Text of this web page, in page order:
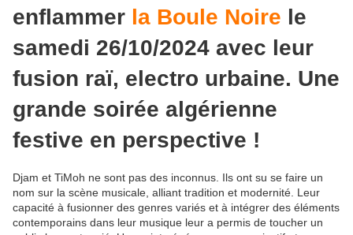
enflammer la Boule Noire le
samedi 26/10/2024 avec leur
fusion raï, electro urbaine. Une
grande soirée algérienne
festive en perspective !
Djam et TiMoh ne sont pas des inconnus. Ils ont su se faire un
nom sur la scène musicale, alliant tradition et modernité. Leur
capacité à fusionner des genres variés et à intégrer des éléments
contemporains dans leur musique leur a permis de toucher un